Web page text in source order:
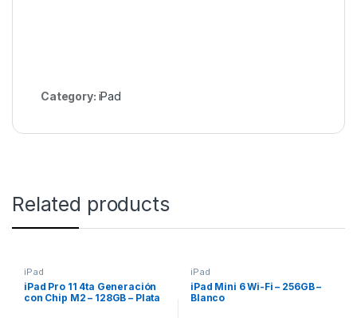
Category: iPad
Related products
iPad
iPad Pro 11 4ta Generación
con Chip M2 – 128GB – Plata
iPad
iPad Mini 6 Wi-Fi – 256GB –
Blanco